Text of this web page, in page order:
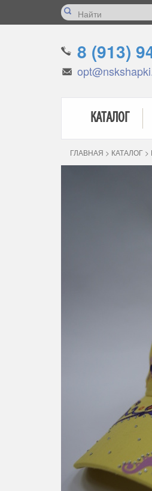
8 (913)
КАТАЛОГ
ГЛАВНАЯ > КАТАЛОГ >